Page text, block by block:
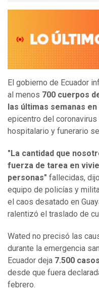
El gobierno de Ecuador
al menos 700 cuerpos
las últimas semanas
epicentro del
hospitalario y funerario
"La cantidad que
fuerza de tarea en
personas" fallecidas,
equipo de policías y
el caos desatado en
ralentizó el traslado de
Wated no precisó las
durante la emergencia
Ecuador deja 7.500
desde que fuera
febrero.